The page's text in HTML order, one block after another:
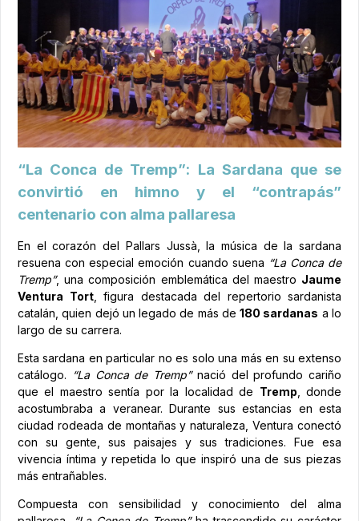
“La Conca de Tremp”: La Sardana que se
convirtió en himno y el “contrapás”
centenario con alma pallaresa
En el corazón del Pallars Jussà, la música de la sardana
resuena con especial emoción cuando suena “La Conca de
Tremp”, una composición emblemática del maestro Jaume
Ventura Tort, figura destacada del repertorio sardanista
catalán, quien dejó un legado de más de180 sardanas a lo
largo de su carrera.
Esta sardana en particular no es solo una más en su extenso
catálogo. “La Conca de Tremp”nació del profundo cariño
que el maestro sentía por la localidad de Tremp , donde
acostumbraba a veranear. Durante sus estancias en esta
ciudad rodeada de montañas y naturaleza, Ventura conectó
con su gente, sus paisajes y sus tradiciones. Fue esa
vivencia íntima y repetida lo que inspiró una de sus piezas
más entrañables.
Compuesta con sensibilidad y conocimiento del alma